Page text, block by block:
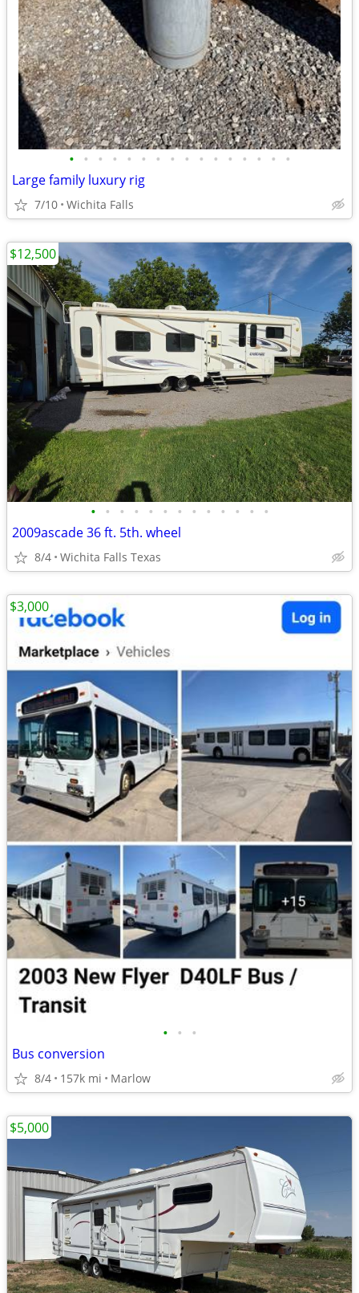
• • • • • • • • • • • • • • • •
Large family luxury rig
7/10 Wichita Falls
• • • • • • • • • • • • •
2009ascade 36 ft. 5th. wheel
8/4 Wichita Falls Texas
$12,500
• • •
Bus conversion
8/4 157k mi Marlow
$3,000
$5,000